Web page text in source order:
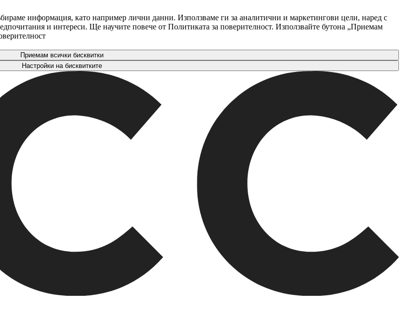
информация, като например лични данни. Използваме ги за аналитични и маркетингови цели, наред с
и интереси. Ще научите повече от Политиката за поверителност. Използвайте бутона „Приемам
Приемам всички бисквитки
Настройки на бисквитките